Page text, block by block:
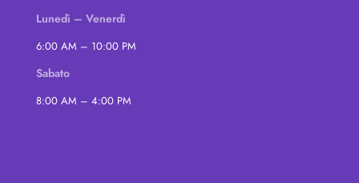
Lunedì – Venerdì
6:00 AM – 10:00 PM
Sabato
8:00 AM – 4:00 PM